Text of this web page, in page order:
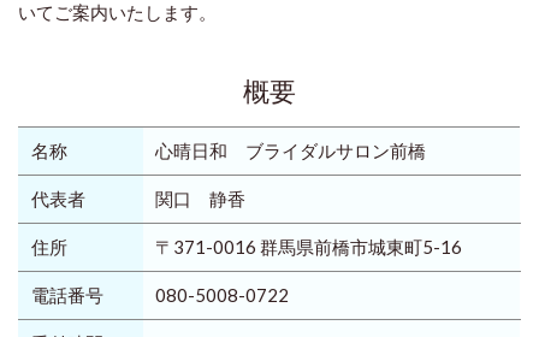
いてご案内いたします。
概要
名称 心晴日和 ブライダルサロン前橋
代表者 関口 静香
住所 〒371-0016 群馬県前橋市城東町5-16
電話番号 080-5008-0722